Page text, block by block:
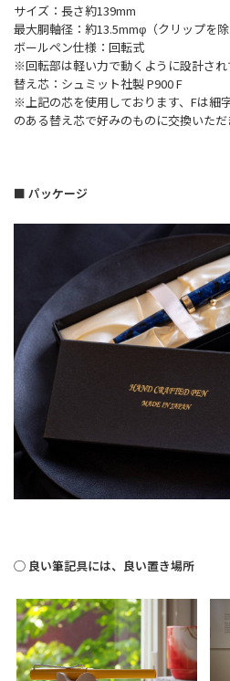
サイズ：長さ約139mm
最大胴軸径：約13.5mmφ（クリップを
ボールペン仕様：回転式
※回転部は軽い力で動くように設計され
替え芯：シュミット社製 P900 F
※上記の芯を使用しております、Fは細
のある替え芯で好みのものに交換いただ
■ パッケージ
◯ 良い筆記具には、良い置き場所